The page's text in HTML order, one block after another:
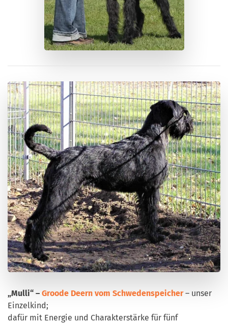
„Mulli“ – Groode Deern vom Schwedenspeicher– unser
Einzelkind;
dafür mit Energie und Charakterstärke für fünf